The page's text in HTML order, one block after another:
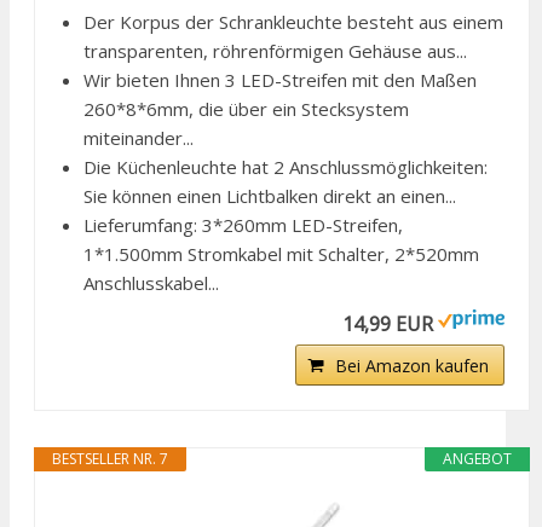
Der Korpus der Schrankleuchte besteht aus einem
transparenten, röhrenförmigen Gehäuse aus...
Wir bieten Ihnen 3 LED-Streifen mit den Maßen
260*8*6mm, die über ein Stecksystem
miteinander...
Die Küchenleuchte hat 2 Anschlussmöglichkeiten:
Sie können einen Lichtbalken direkt an einen...
Lieferumfang: 3*260mm LED-Streifen,
1*1.500mm Stromkabel mit Schalter, 2*520mm
Anschlusskabel...
14,99 EUR
Bei Amazon kaufen
ANGEBOT
BESTSELLER NR. 7